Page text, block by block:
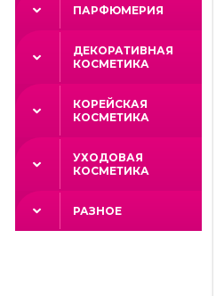
ПАРФЮМЕРИЯ
ДЕКОРАТИВНАЯ
КОСМЕТИКА
КОРЕЙСКАЯ
КОСМЕТИКА
УХОДОВАЯ
КОСМЕТИКА
РАЗНОЕ